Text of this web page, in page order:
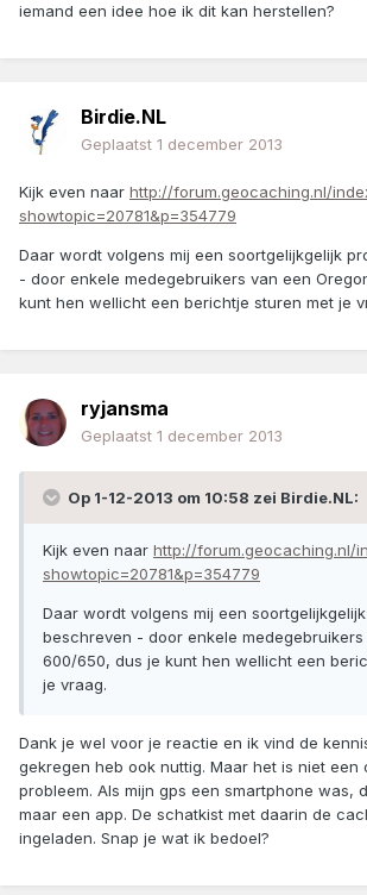
iemand een idee hoe ik dit kan herstellen?
Birdie.NL
Geplaatst 1 december 2013
Kijk even naar http://forum.geocaching.nl/
showtopic=20781&p=354779
Daar wordt volgens mij een soortgelijkgelijk
- door enkele medegebruikers van een
kunt hen wellicht een berichtje sturen met je
ryjansma
Geplaatst 1 december 2013
Op 1-12-2013 om 10:58 zei Birdie.NL:
Kijk even naar http://forum.geocaching.nl/
showtopic=20781&p=354779
Daar wordt volgens mij een
beschreven - door enkele
600/650, dus je kunt hen wellicht een
je vraag.
Dank je wel voor je reactie en ik vind de
gekregen heb ook nuttig. Maar het is niet een
probleem. Als mijn gps een smartphone was,
maar een app. De schatkist met daarin de
ingeladen. Snap je wat ik bedoel?